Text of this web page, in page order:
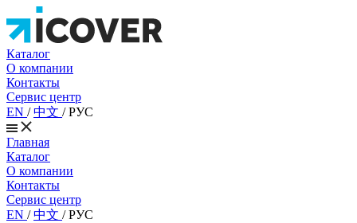
Каталог
О компании
Контакты
Сервис центр
EN /中文 /РУС
Главная
Каталог
О компании
Контакты
Сервис центр
EN /中文 /РУС